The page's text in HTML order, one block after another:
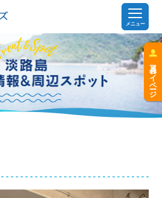
メニュー
会員マイページ